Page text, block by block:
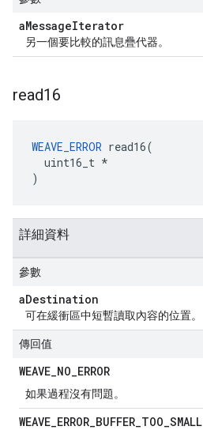
aMessageIterator
另一個要比較的訊息疊代器。
read16
WEAVE_ERROR read16(
  uint16_t *
)
詳細資料
參數
aDestination
可在緩衝區中短暫讀取內容的位置。
傳回值
WEAVE_NO_ERROR
如果過程沒有問題。
WEAVE_ERROR_BUFFER_TOO_SMALL